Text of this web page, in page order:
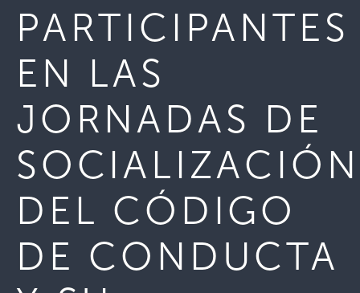
PARTICIPANTES
EN LAS
JORNADAS DE
SOCIALIZACIÓN
DEL CÓDIGO
DE CONDUCTA